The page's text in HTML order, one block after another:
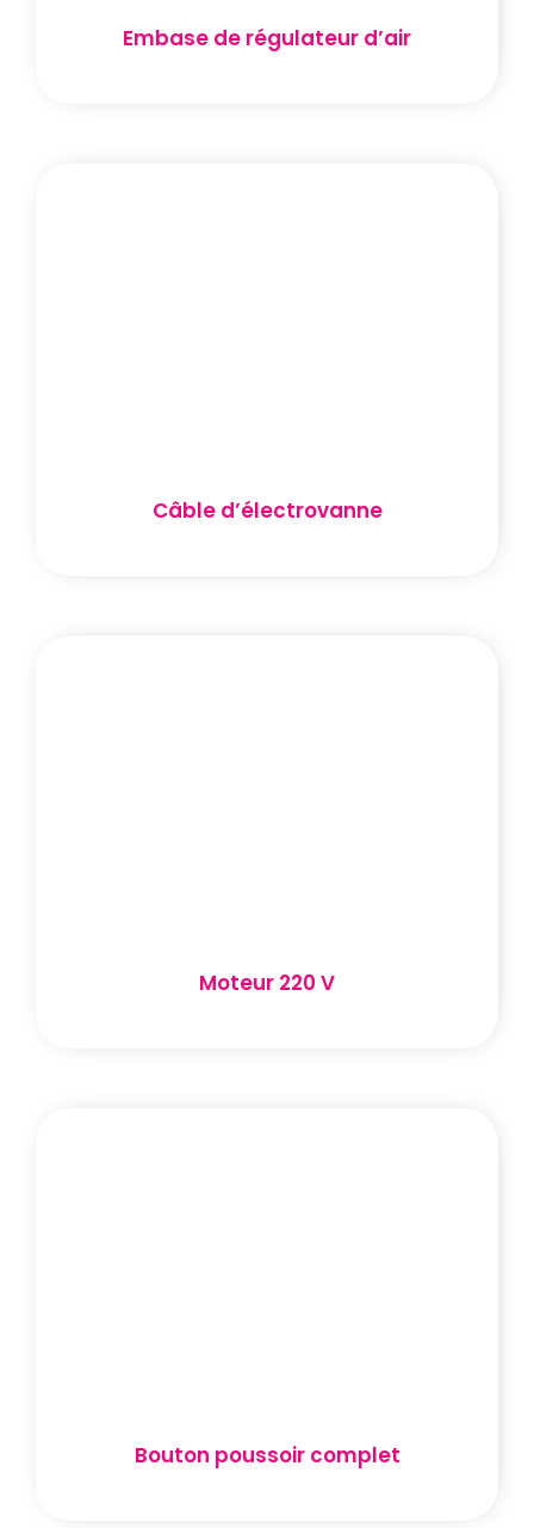
Embase de régulateur d’air
Câble d’électrovanne
Moteur 220 V
Bouton poussoir complet